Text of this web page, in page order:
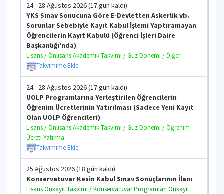
24 - 28 Ağustos 2026 (17 gün kaldı)
YKS Sınav Sonucuna Göre E-Devletten Askerlik vb.
Sorunlar Sebebiyle Kayıt Kabul İşlemi Yaptıramayan
Öğrencilerin Kayıt Kabulü (Öğrenci İşleri Daire
Başkanlığı'nda)
Lisans / Önlisans Akademik Takvimi / Güz Dönemi / Diğer
Takvimime Ekle
24 - 28 Ağustos 2026 (17 gün kaldı)
UOLP Programlarına Yerleştirilen Öğrencilerin
Öğrenim Ücretlerinin Yatırılması (Sadece Yeni Kayıt
Olan UOLP Öğrencileri)
Lisans / Önlisans Akademik Takvimi / Güz Dönemi / Öğrenim
Ücreti Yatırma
Takvimime Ekle
25 Ağustos 2026 (18 gün kaldı)
Konservatuvar Kesin Kabul Sınav Sonuçlarının İlanı
Lisans Önkayıt Takvimi / Konservatuvar Programları Önkayıt